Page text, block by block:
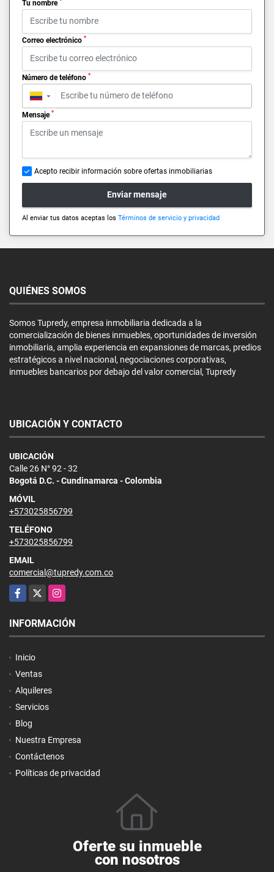
Tu nombre
Correo electrónico *
Número de teléfono *
▼
Mensaje *
Acepto recibir información sobre ofertas inmobiliarias
Enviar mensaje
Al enviar tus datos aceptas los Términos de servicio y privacidad
QUIÉNES SOMOS
Somos Tupredy, empresa inmobiliaria dedicada a la
comercialización de bienes inmuebles, oportunidades de inversión
inmobiliaria, amplia experiencia en expansiones de marcas, predios
estratégicos a nivel nacional, negociaciones corporativas,
inmuebles bancarios por debajo del valor comercial, Tupredy
UBICACIÓN Y CONTACTO
UBICACIÓN
Calle 26 N° 92 - 32
Bogotá D.C. - Cundinamarca - Colombia
MÓVIL
+573025856799
TELÉFONO
+573025856799
EMAIL
comercial@tupredy.com.co
Facebook
X Instagram
INFORMACIÓN
Inicio
Ventas
Alquileres
Servicios
Blog
Nuestra Empresa
Contáctenos
Políticas de privacidad
Oferte su inmueble
con nosotros